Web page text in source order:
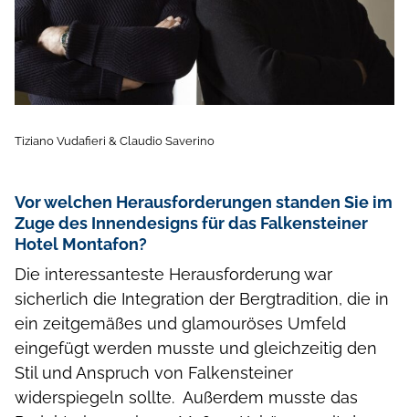
Tiziano Vudafieri & Claudio Saverino
Vor welchen Herausforderungen standen Sie im
Zuge des Innendesigns für das Falkensteiner
Hotel Montafon?
Die interessanteste Herausforderung war
sicherlich die Integration der Bergtradition, die in
ein zeitgemäßes und glamouröses Umfeld
eingefügt werden musste und gleichzeitig den
Stil und Anspruch von Falkensteiner
widerspiegeln sollte. Außerdem musste das